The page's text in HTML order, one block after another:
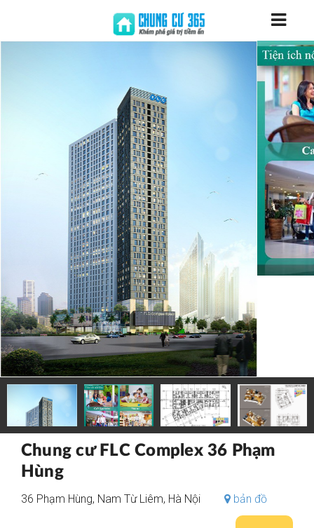
Chung cư FLC Complex 36 Phạm
Hùng
36 Phạm Hùng, Nam Từ Liêm, Hà Nội bản đồ